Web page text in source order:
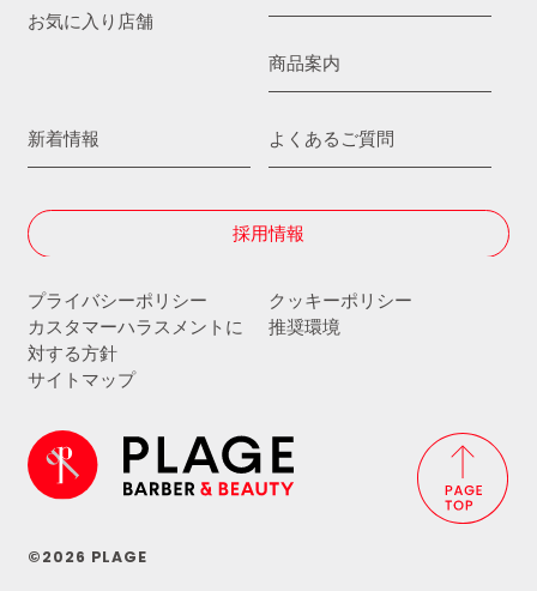
お気に入り店舗
商品案内
新着情報 よくあるご質問
採用情報
プライバシーポリシー
クッキーポリシー
カスタマーハラスメントに
対する方針
推奨環境
サイトマップ
©2026 PLAGE